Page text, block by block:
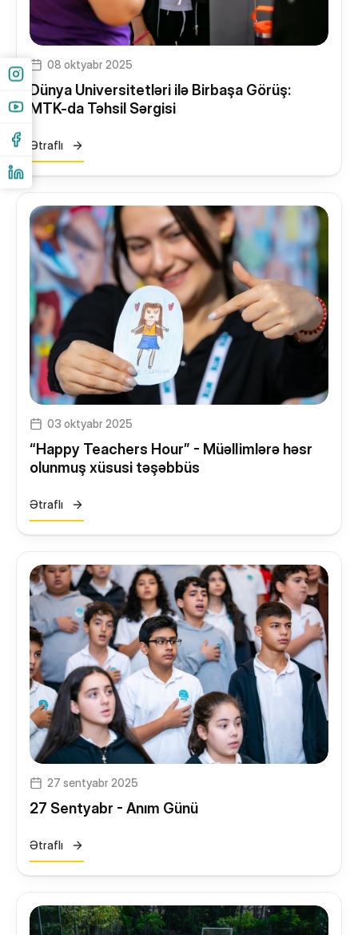
08 oktyabr 2025
Dünya Universitetləri ilə Birbaşa Görüş:
MTK-da Təhsil Sərgisi
Ətraflı
03 oktyabr 2025
“Happy Teachers Hour” - Müəllimlərə həsr
olunmuş xüsusi təşəbbüs
Ətraflı
27 sentyabr 2025
27 Sentyabr - Anım Günü
Ətraflı